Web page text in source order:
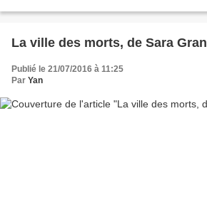
La ville des morts, de Sara Gran
Publié le 21/07/2016 à 11:25
Par Yan